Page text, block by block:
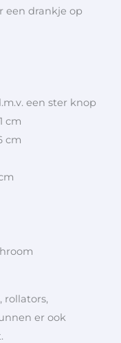
een drankje op
een ster knop
cm
cm
rollators,
er ook